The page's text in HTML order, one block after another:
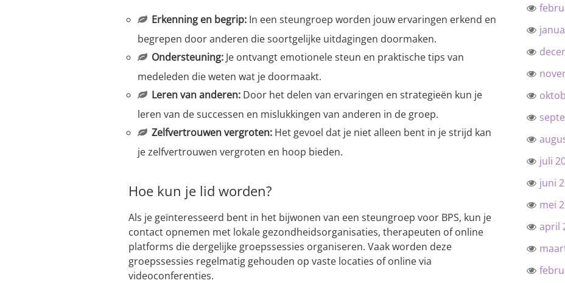
Erkenning en begrip: In een steungroep worden jouw ervaringen erkend en
begrepen door anderen die soortgelijke uitdagingen doormaken.
Ondersteuning: Je ontvangt emotionele steun en praktische tips van
medeleden die weten wat je doormaakt.
Leren van anderen: Door het delen van ervaringen en strategieën kun je
leren van de successen en mislukkingen van anderen in de groep.
Zelfvertrouwen vergroten: Het gevoel dat je niet alleen bent in je strijd kan
je zelfvertrouwen vergroten en hoop bieden.
Hoe kun je lid worden?
Als je geïnteresseerd bent in het bijwonen van een steungroep voor BPS, kun je
contact opnemen met lokale gezondheidsorganisaties, therapeuten of online
platforms die dergelijke groepssessies organiseren. Vaak worden deze
groepssessies regelmatig gehouden op vaste locaties of online via
videoconferenties.
juli
juni
mei
april